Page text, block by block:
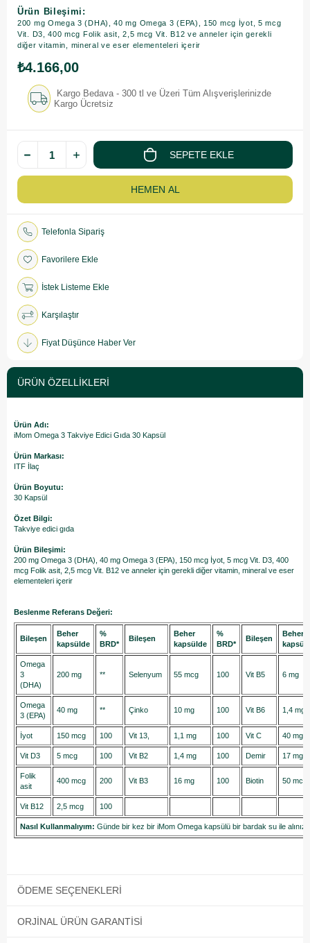
Ürün Bileşimi:
200 mg Omega 3 (DHA), 40 mg Omega 3 (EPA), 150 mcg İyot, 5 mcg
Vit. D3, 400 mcg Folik asit, 2,5 mcg Vit. B12 ve anneler için gerekli
diğer vitamin, mineral ve eser elementeleri içerir
₺4.166,00
Kargo Bedava - 300 tl ve Üzeri Tüm Alışverişlerinizde
Kargo Ücretsiz
Telefonla Sipariş
Favorilere Ekle
İstek Listeme Ekle
Karşılaştır
Fiyat Düşünce Haber Ver
ÜRÜN ÖZELLIKLERI
Ürün Adı:
iMom Omega 3 Takviye Edici Gıda 30 Kapsül
Ürün Markası:
ITF İlaç
Ürün Boyutu:
30 Kapsül
Özet Bilgi:
Takviye edici gıda
Ürün Bileşimi:
200 mg Omega 3 (DHA), 40 mg Omega 3 (EPA), 150 mcg İyot, 5 mcg Vit. D3, 400
mcg Folik asit, 2,5 mcg Vit. B12 ve anneler için gerekli diğer vitamin, mineral ve eser
elementeleri içerir
Beslenme Referans Değeri:
Bileşen
Beher
kapsülde
%
BRD*
Bileşen
Beher
kapsülde
%
BRD*
Bileşen
Beher
Omega
3
(DHA)
200 mg ** Selenyum 55 mcg 100 Vit B5 6 mg
Omega
3 (EPA)
40 mg ** Çinko 10 mg 100 Vit B6 1,4 mg
İyot 150 mcg 100 Vit 13, 1,1 mg 100 Vit C 40 mg
Vit D3 5 mcg 100 Vit B2 1,4 mg 100 Demir 17 mg
Folik
asit
400 mcg 200 Vit B3 16 mg 100 Biotin 50 mcg
Vit B12 2,5 mcg 100
Nasıl Kullanmalıyım: Günde bir kez bir iMom Omega kapsülü bir bardak su ile alınız.
ÖDEME SEÇENEKLERI
ORJINAL ÜRÜN GARANTISI